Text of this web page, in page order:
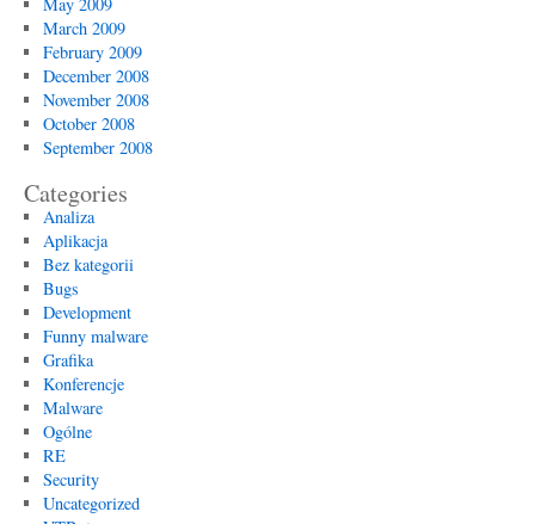
March 2009
February 2009
December 2008
November 2008
October 2008
September 2008
Categories
Analiza
Aplikacja
Bez kategorii
Bugs
Development
Funny malware
Grafika
Konferencje
Malware
Ogólne
RE
Security
Uncategorized